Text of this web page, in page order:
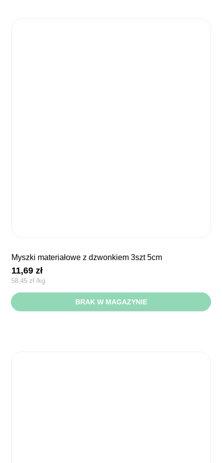
myszki materiałowe z dzwonkiem 3szt 5cm
11,69zł
58,45 zł /kg
BRAK W MAGAZYNIE